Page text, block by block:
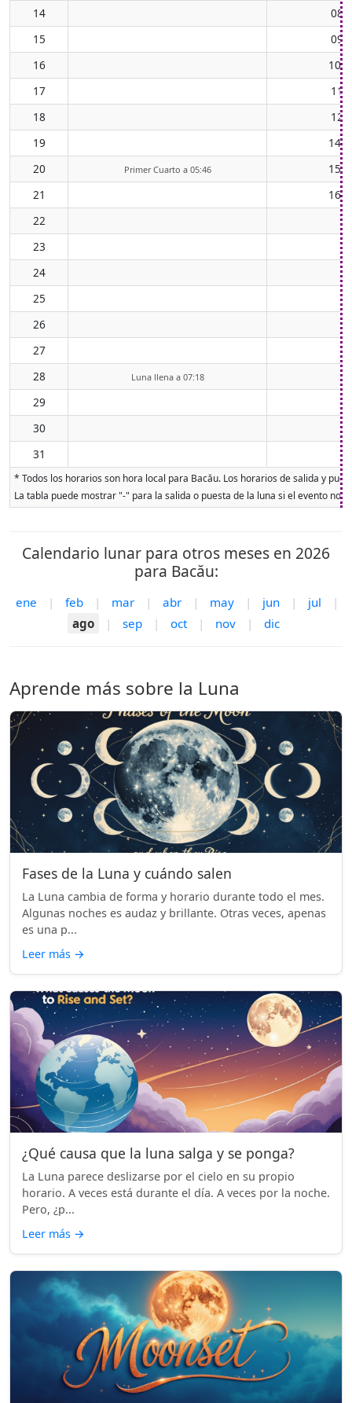
14
15
16
17
18
19
20
Primer Cuarto a 05:46
21
22
23
24
25
26
27
28
Luna llena a 07:18
29
30
31
* Todos los horarios son hora local para Bacău. Los horarios de salida y
La tabla puede mostrar "-" para la salida o puesta de la luna si el evento no
Calendario lunar para otros meses en 2026
para Bacău:
ene | feb | mar | abr | may | jun | jul
|
ago
| sep | oct | nov | dic
Aprende más sobre la Luna
Fases de la Luna y cuándo salen
La Luna cambia de forma y horario durante todo el mes.
Algunas noches es audaz y brillante. Otras veces, apenas
es una p...
Leer más →
¿Qué causa que la luna salga y se ponga?
La Luna parece deslizarse por el cielo en su propio
horario. A veces está durante el día. A veces por la noche.
Pero, ¿p...
Leer más →